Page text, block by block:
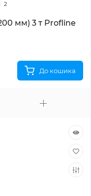
2
мм) 3 т Profline
До кошика